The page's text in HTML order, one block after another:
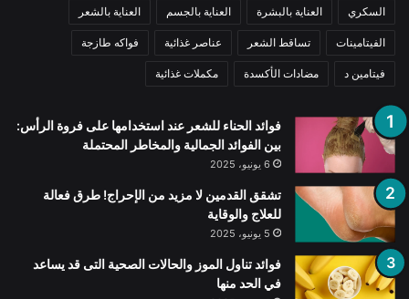
السكري العناية بالبشرة العناية بالجسم العناية بالشعر
الفيتامينات تساقط الشعر عناصر غذائية فواكه طازجة
فيتامين د مضادات الأكسدة مكملات غذائية
فوائد الحناء للشعر عند استخدامها على فروة الرأس:
بين الفوائد الجمالية والمخاطر المحتملة
6 يونيو، 2025
تشقق القدمين لا مزيد من الإحراج! طرق فعالة
للعلاج والوقاية
5 يونيو، 2025
فوائد تناول الموز والحالات الصحية التى قد يساعد
في الحد منها